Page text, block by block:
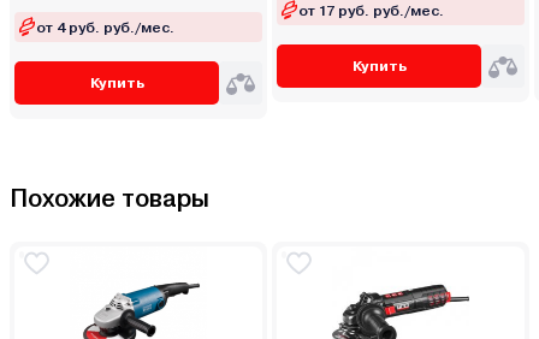
от 4 руб. руб./мес.
Купить
от 17 руб. руб./мес.
Купить
Похожие товары